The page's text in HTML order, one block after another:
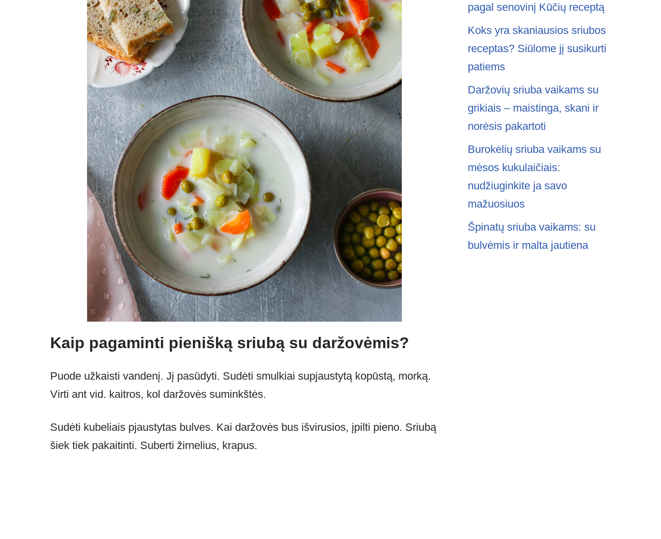
Kaip pagaminti pienišką sriubą su daržovėmis?
Puode užkaisti vandenį. Jį pasūdyti. Sudėti smulkiai supjaustytą kopūstą, morką.
Virti ant vid. kaitros, kol daržovės suminkštės.
Sudėti kubeliais pjaustytas bulves. Kai daržovės bus išvirusios, įpilti pieno. Sriubą
šiek tiek pakaitinti. Suberti žirnelius, krapus.
pagal senovinį Kūčių receptą
Koks yra skaniausios sriubos
receptas? Siūlome jį susikurti
patiems
Daržovių sriuba vaikams su
grikiais – maistinga, skani ir
norėsis pakartoti
Burokėlių sriuba vaikams su
mėsos kukulaičiais:
nudžiuginkite ja savo
mažuosiuos
Špinatų sriuba vaikams: su
bulvėmis ir malta jautiena